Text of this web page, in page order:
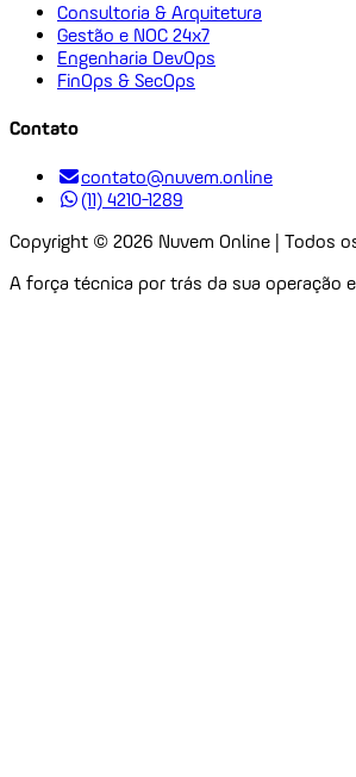
Consultoria & Arquitetura
Gestão e NOC 24x7
Engenharia DevOps
FinOps & SecOps
Contato
contato@nuvem.online
(11) 4210-1289
Copyright © 2026 Nuvem Online | Todos
A força técnica por trás da sua operação